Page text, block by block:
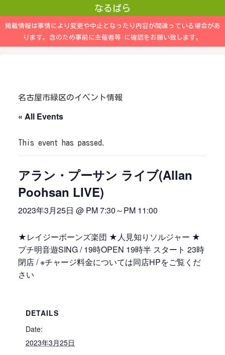
なるぱら
掲載情報は事情により変更や中止となったり内容が間違っている場合があ
ります。念のため事前に主催者等 に確認をお願い致します。
名古屋市緑区のイベント情報
« All Events
This event has passed.
アラン・プーサン ライブ(Allan
Poohsan LIVE)
2023年3月25日 @ PM 7:30～PM 11:00
★レイジーボーンズ楽団 ★人見知りソルジャー ★
プチ明音遊SING / 19時OPEN 19時半 スタート 23時
閉店 / ※チャージ料金については同店HPをご覧くだ
さい
DETAILS
Date:
2023年3月25日